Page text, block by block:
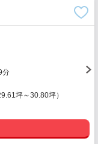
分
坪～30.80坪）